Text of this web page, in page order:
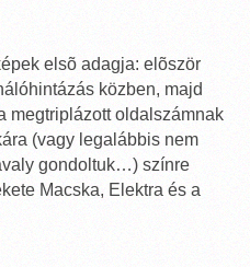
elsõ adagja: elõször
közben, majd
megtriplázott oldalszámnak
(vagy legalábbis nem
gondoltuk…) színre
Macska, Elektra és a